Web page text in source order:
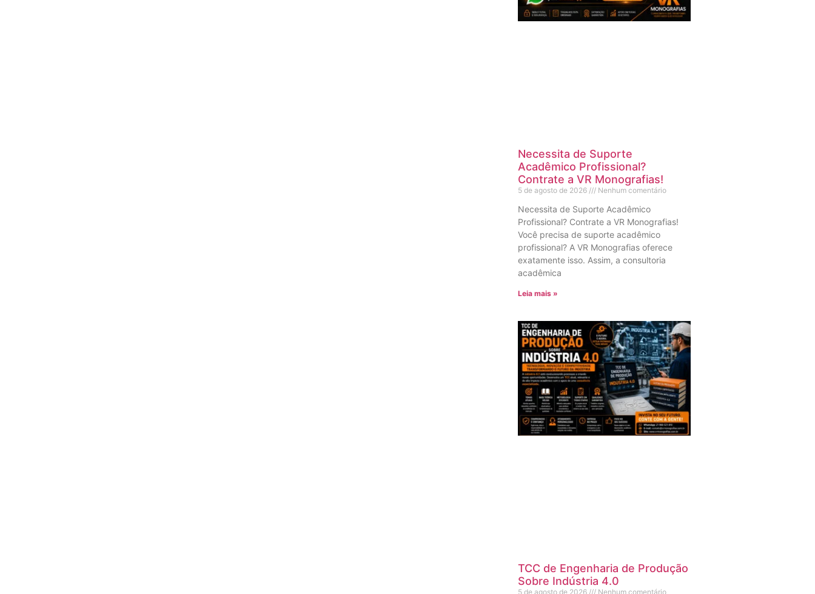
Necessita de Suporte
Acadêmico Profissional?
Contrate a VR Monografias!
5 de agosto de 2026 Nenhum comentário
Necessita de Suporte Acadêmico
Profissional? Contrate a VR Monografias!
Você precisa de suporte acadêmico
profissional? A VR Monografias oferece
exatamente isso. Assim, a consultoria
acadêmica
Leia mais »
TCC de Engenharia de Produção
Sobre Indústria 4.0
5 de agosto de 2026 Nenhum comentário